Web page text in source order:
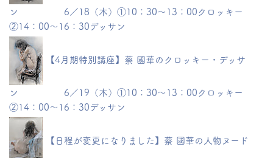
ン 6／18（木）①10：30～13：00クロッキー
②14：00～16：30デッサン
【4月期特別講座】蔡 國華のクロッキー・デッサ
ン 6／19（木）①10：30～13：00クロッキー
②14：00～16：30デッサン
【日程が変更になりました】蔡 國華の人物ヌード